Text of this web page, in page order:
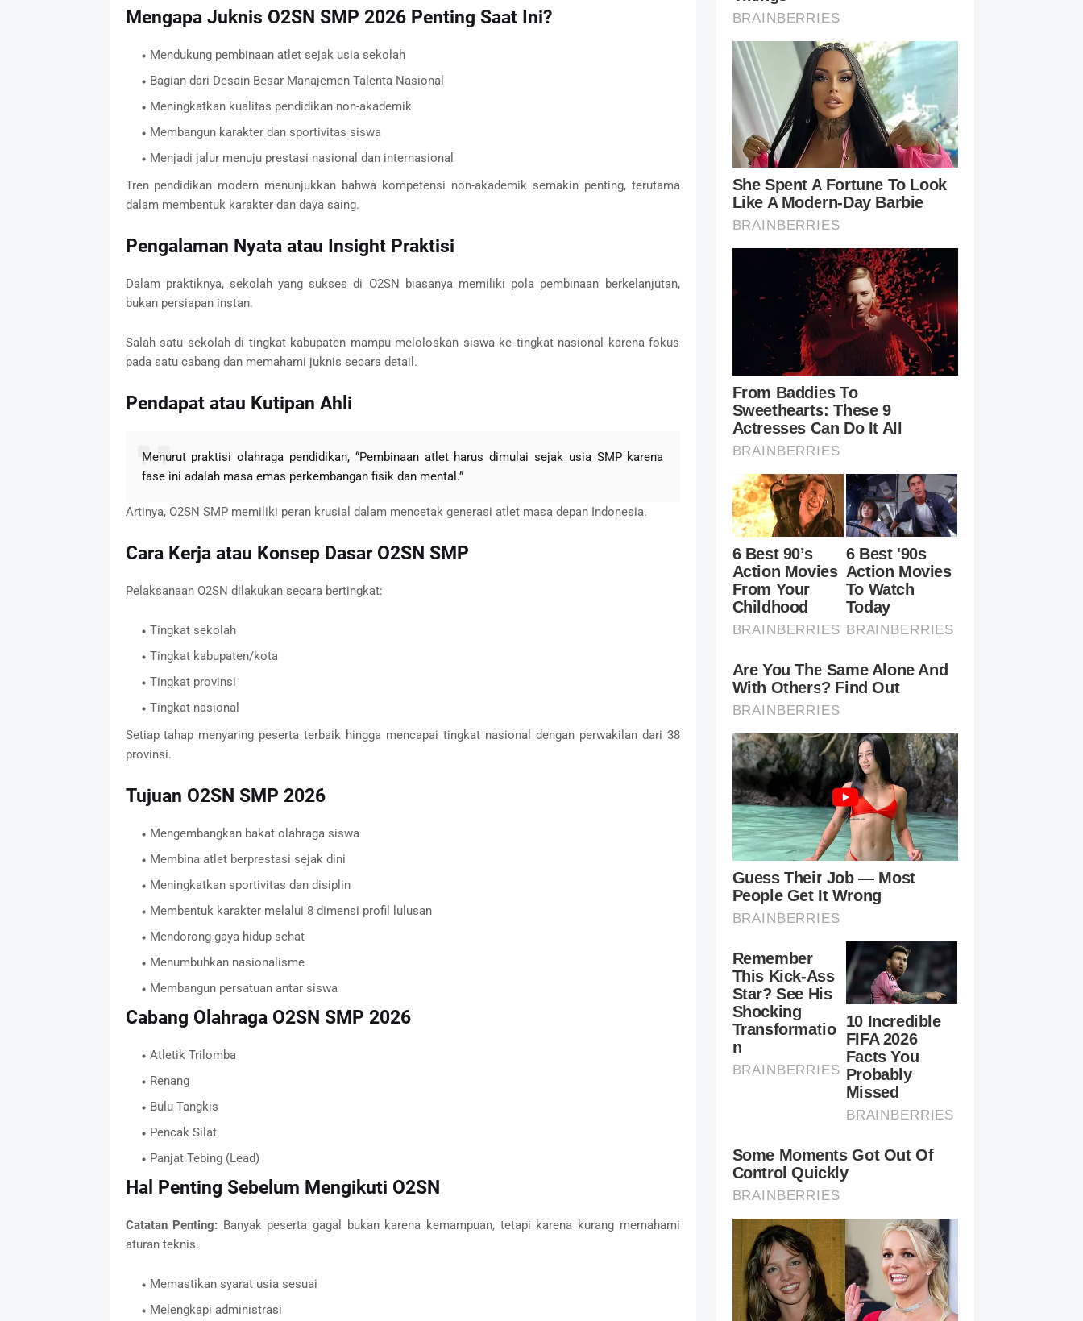
Mengapa Juknis O2SN SMP 2026 Penting Saat Ini?
Mendukung pembinaan atlet sejak usia sekolah
Bagian dari Desain Besar Manajemen Talenta Nasional
Meningkatkan kualitas pendidikan non-akademik
Membangun karakter dan sportivitas siswa
Menjadi jalur menuju prestasi nasional dan internasional
Tren pendidikan modern menunjukkan bahwa kompetensi non-akademik semakin penting, terutama
dalam membentuk karakter dan daya saing.
Pengalaman Nyata atau Insight Praktisi
Dalam praktiknya, sekolah yang sukses di O2SN biasanya memiliki pola pembinaan berkelanjutan,
bukan persiapan instan.
Salah satu sekolah di tingkat kabupaten mampu meloloskan siswa ke tingkat nasional karena fokus
pada satu cabang dan memahami juknis secara detail.
Pendapat atau Kutipan Ahli
Menurut praktisi olahraga pendidikan, “Pembinaan atlet harus dimulai sejak usia SMP karena
fase ini adalah masa emas perkembangan fisik dan mental.”
Artinya, O2SN SMP memiliki peran krusial dalam mencetak generasi atlet masa depan Indonesia.
Cara Kerja atau Konsep Dasar O2SN SMP
Pelaksanaan O2SN dilakukan secara bertingkat:
Tingkat sekolah
Tingkat kabupaten/kota
Tingkat provinsi
Tingkat nasional
Setiap tahap menyaring peserta terbaik hingga mencapai tingkat nasional dengan perwakilan dari 38
provinsi.
Tujuan O2SN SMP 2026
Mengembangkan bakat olahraga siswa
Membina atlet berprestasi sejak dini
Meningkatkan sportivitas dan disiplin
Membentuk karakter melalui 8 dimensi profil lulusan
Mendorong gaya hidup sehat
Menumbuhkan nasionalisme
Membangun persatuan antar siswa
Cabang Olahraga O2SN SMP 2026
Atletik Trilomba
Renang
Bulu Tangkis
Pencak Silat
Panjat Tebing (Lead)
Hal Penting Sebelum Mengikuti O2SN
Catatan Penting: Banyak peserta gagal bukan karena kemampuan, tetapi karena kurang memahami
aturan teknis.
Memastikan syarat usia sesuai
Melengkapi administrasi